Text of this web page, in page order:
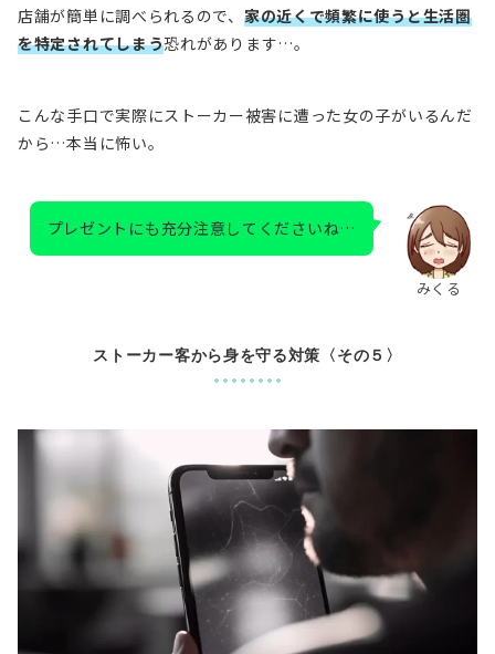
店舗が簡単に調べられるので、 家の近くで頻繁に使うと生活圏
を特定されてしまう恐れがあります…。
こんな手口で実際にストーカー被害に遭った女の子がいるんだ
から…本当に怖い。
みくる
プレゼントにも充分注意してくださいね…
ストーカー客から身を守る対策〈その５〉